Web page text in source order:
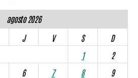
agosto 2026
J V S
D
1
2
6 7 8
9